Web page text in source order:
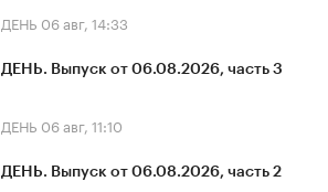
ДЕНЬ 06 авг, 14:33
ДЕНЬ. Выпуск от 06.08.2026, часть 3
ДЕНЬ 06 авг, 11:10
ДЕНЬ. Выпуск от 06.08.2026, часть 2